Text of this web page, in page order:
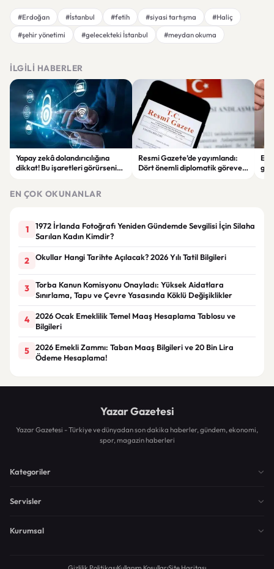
#Erdoğan #İstanbul #fetih #siyasi tartışma
#Haliç
#şehir yönetimi
#gelecekteki İstanbul #meydan okuma
İLGILI HABERLER
Yapay zekâ dolandırıcılığına
dikkat! Bu işaretleri görürseniz
Resmi Gazete’de yayımlandı:
Dört önemli diplomatik göreve
EN ÇOK OKUNANLAR
1
1972 İrlanda Fotoğrafı Yeniden Gündemde Sevgilisi İçin Silaha
Sarılan Kadın Kimdir?
2 Okullar Hangi Tarihte Açılacak? 2026 Yılı Tatil Bilgileri
3
Torba Kanun Komisyonu Onayladı: Yüksek Aidatlara
Sınırlama, Tapu ve Çevre Yasasında Köklü Değişiklikler
4
2026 Ocak Emeklilik Temel Maaş Hesaplama Tablosu ve
Bilgileri
5
2026 Emekli Zammı: Taban Maaş Bilgileri ve 20 Bin Lira
Ödeme Hesaplama!
Yazar Gazetesi
Yazar Gazetesi - Türkiye ve dünyadan son dakika haberler, gündem, ekonomi,
spor, magazin haberleri
Kategoriler
Servisler
Kurumsal